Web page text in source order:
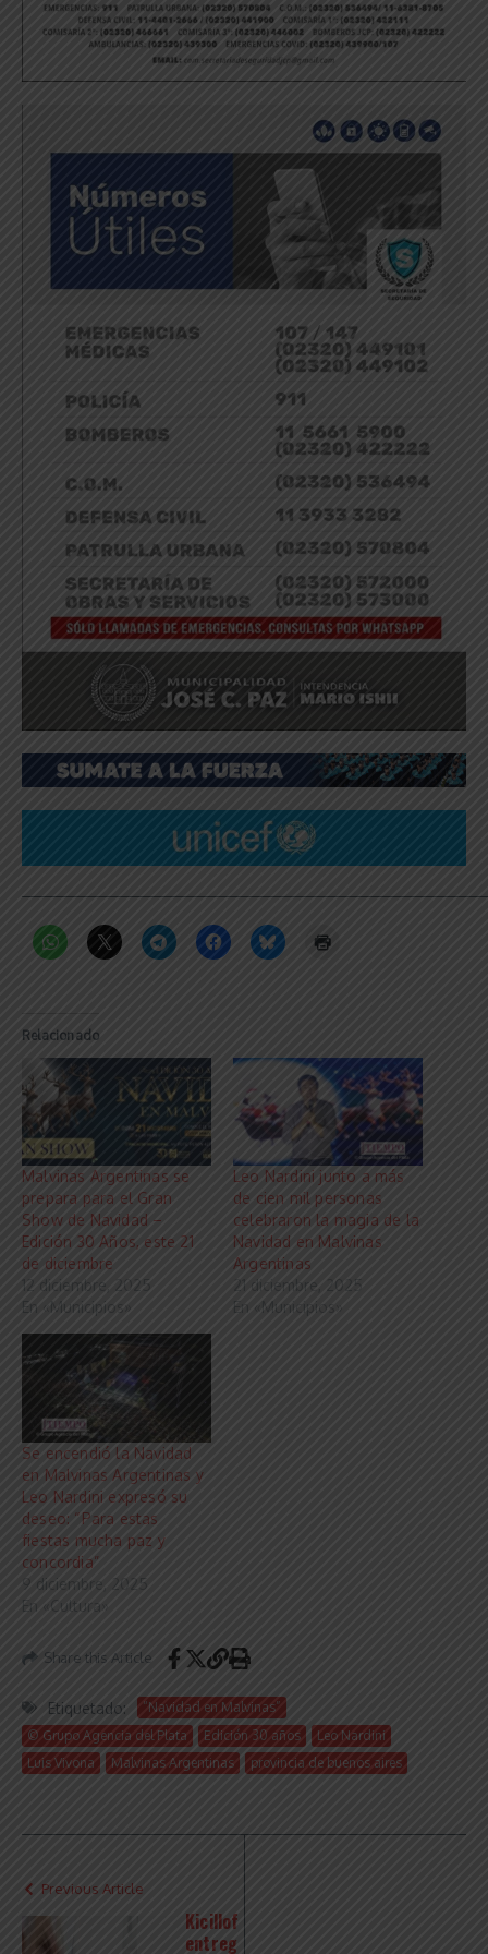
Relacionado
Malvinas Argentinas se
prepara para el Gran
Show de Navidad –
Edición 30 Años, este 21
de diciembre
12 diciembre, 2025
En «Municipios»
Leo Nardini junto a más
de cien mil personas
celebraron la magia de la
Navidad en Malvinas
Argentinas
21 diciembre, 2025
En «Municipios»
Se encendió la Navidad
en Malvinas Argentinas y
Leo Nardini expresó su
deseo: “Para estas
fiestas mucha paz y
concordia”
9 diciembre, 2025
En «Cultura»
Share this Article
Etiquetado:
“Navidad en Malvinas”
© Grupo Agencia del Plata
Edición 30 años
Leo Nardini
Luis Vivona
Malvinas Argentinas provincia de buenos aires
Previous Article
Kicillof
entreg